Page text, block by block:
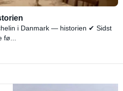
i Danmark — historien ✔ Sidst